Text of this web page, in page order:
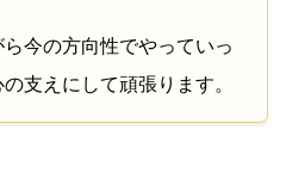
今の方向性でやっていっ
支えにして頑張ります。